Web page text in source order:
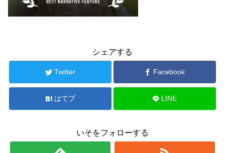
シェアする
Twitter Facebook
はてブ LINE
いそをフォローする